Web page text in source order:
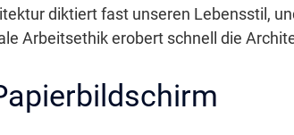
diktiert fast unseren Lebensstil,
Arbeitsethik erobert schnell die